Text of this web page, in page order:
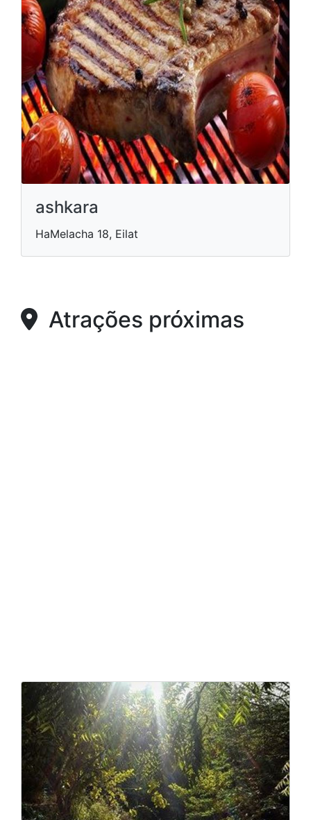
ashkara
HaMelacha 18, Eilat
Atrações próximas